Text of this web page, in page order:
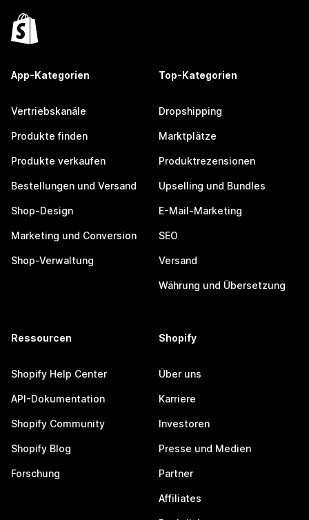
App-Kategorien
Vertriebskanäle
Produkte finden
Produkte verkaufen
Bestellungen und Versand
Shop-Design
Marketing und Conversion
Shop-Verwaltung
Top-Kategorien
Dropshipping
Marktplätze
Produktrezensionen
Upselling und Bundles
E-Mail-Marketing
SEO
Versand
Währung und Übersetzung
Ressourcen
Shopify Help Center
API-Dokumentation
Shopify Community
Shopify Blog
Forschung
Shopify
Über uns
Karriere
Investoren
Presse und Medien
Partner
Affiliates